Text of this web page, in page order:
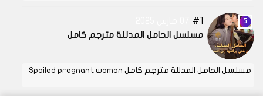
1
مسلسل الحامل المدللة مترجم كامل
مسلسل الحامل المدللة مترجم كامل Spoiled pregnant woman